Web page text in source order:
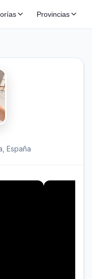
Provincias
España